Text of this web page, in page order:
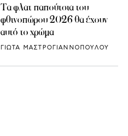
Τα φλατ παπούτσια του
φθινοπώρου 2026 θα έχουν
αυτό το χρώμα
ΓΙΩΤΑ ΜΑΣΤΡΟΓΙΑΝΝΟΠΟΥΛΟΥ